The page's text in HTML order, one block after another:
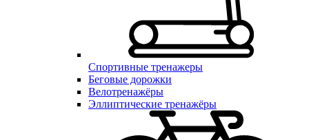
Спортивные тренажеры
Беговые дорожки
Велотренажёры
Эллиптические тренажёры